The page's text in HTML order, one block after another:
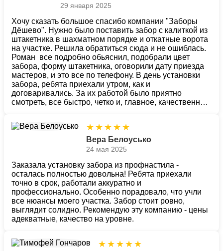
Цена:
4945
Заказать
Цена: от 5090руб.
Заказать
Цена: от 5059руб.
Заказать
Цена:
4996
Заказать
Цена:
4997
Заказать
Цена: от 5195руб.
Заказать
Цена:
5210
Заказать
Цена:
5095
Заказать
Цена:
5195
Заказать
Цена:
4989
Заказать
Цена: от 5196руб.
Заказать
Цена:
5096
Заказать
Цена:
5080
Заказать
Цена: от 5193руб.
Заказать
Цена: от 5285руб.
Заказать
Цена:
5058
Заказать
Цена:
5296
Заказать
Цена:
5069
Заказать
Цена:
5287
Заказать
Цена:
5070
Заказать
Цена: от 5295руб.
Заказать
Цена:
5297
Заказать
Цена:
5085
Заказать
Цена:
5310
Заказать
ленточном фундаменте
Цена: от 5299руб.
Заказать
Цена:
5175
Заказать
Цена:
5135
Заказать
29 января 2025
Хочу сказать большое спасибо компании "Заборы
Дёшево". Нужно было поставить забор с калиткой из
штакетника в шахматном порядке и откатные ворота
на участке. Решила обратиться сюда и не ошиблась.
Роман все подробно обьяснил, подобрали цвет
забора, форму штакетника, оговорили дату приезда
мастеров, и это все по телефону. В день установки
забора, ребята приехали утром, как и
договаривались. За их работой было приятно
смотреть, все быстро, четко и, главное, качественно.
также ответственное отношение рабочих. Всех
специалистов компании хочу поблагодарить за
работу. Все на высоте - и обслуживание, и доставка,
цены невысокие, монтаж с гарантией. Будем
★ ★ ★ ★ ★
Вера Белоусько
24 мая 2025
Заказала установку забора из профнастила -
осталась полностью довольна! Ребята приехали
точно в срок, работали аккуратно и
профессионально. Особенно порадовало, что учли
все нюансы моего участка. Забор стоит ровно,
выглядит солидно. Рекомендую эту компанию - цены
адекватные, качество на уровне.
★ ★ ★ ★ ★